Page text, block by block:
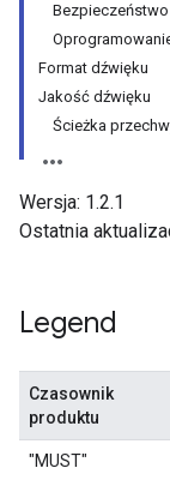
Bezpieczeństwo
Format dźwięku
Jakość dźwięku
Ścieżka
Wersja: 1.2.1
Ostatnia
Legend
Czasownik
produktu
"MUST"